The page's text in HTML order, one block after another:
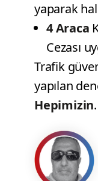
yaparak
4 Araca
Cezası
Trafik
yapılan
Hepimizin.